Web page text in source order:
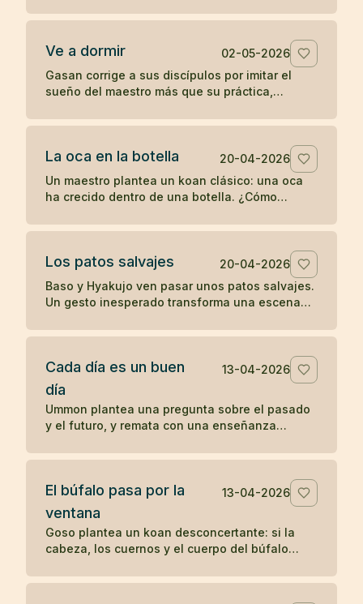
desaparecer.
Ve a dormir
02-05-2026
Gasan corrige a sus discípulos por imitar el
sueño del maestro más que su práctica,
no retirarse antes de tiempo.
La oca en la botella
20-04-2026
Un maestro plantea un koan clásico: una oca
ha crecido dentro de una botella. ¿Cómo
Los patos salvajes
20-04-2026
Baso y Hyakujo ven pasar unos patos salvajes.
Un gesto inesperado transforma una escena
percepción.
Cada día es un buen
día
13-04-2026
Ummon plantea una pregunta sobre el pasado
y el futuro, y remata con una enseñanza
El búfalo pasa por la
ventana
13-04-2026
Goso plantea un koan desconcertante: si la
cabeza, los cuernos y el cuerpo del búfalo
cola?